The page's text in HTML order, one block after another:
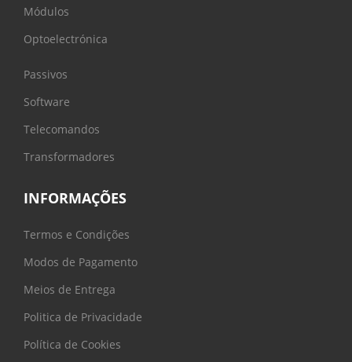
Módulos
Optoelectrónica
Passivos
Software
Telecomandos
Transformadores
INFORMAÇÕES
Termos e Condições
Modos de Pagamento
Meios de Entrega
Politica de Privacidade
Política de Cookies